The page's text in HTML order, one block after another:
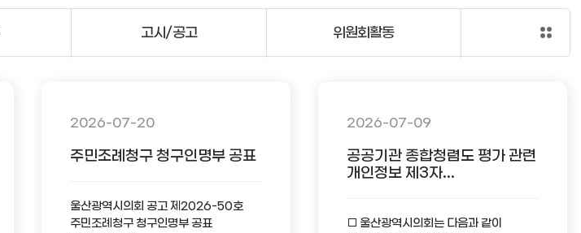
2026-07-20
주민조례청구 청구인명부 공표
울산광역시의회 공고 제2026-50호
주민조례청구 청구인명부 공표
2026-07-09
공공기관 종합청렴도 평가 관련
개인정보 제3자...
□ 울산광역시의회는 다음과 같이
고시/공고 위원회활동